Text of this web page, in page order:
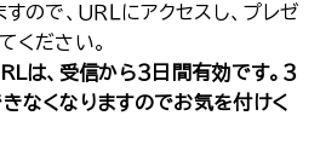
ので、ＵＲＬにアクセスし、プレゼ
ください。
は、受信から３日間有効です。３
なくなりますのでお気を付けく